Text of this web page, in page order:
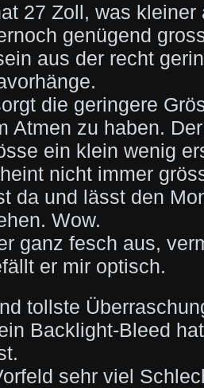
27 Zoll, was
genügend
aus der recht
die geringere
Atmen zu haben.
ein klein wenig
nicht immer
da und lässt den
Wow.
ganz fesch aus,
er mir optisch.
tollste
Backlight-Bleed
sehr viel